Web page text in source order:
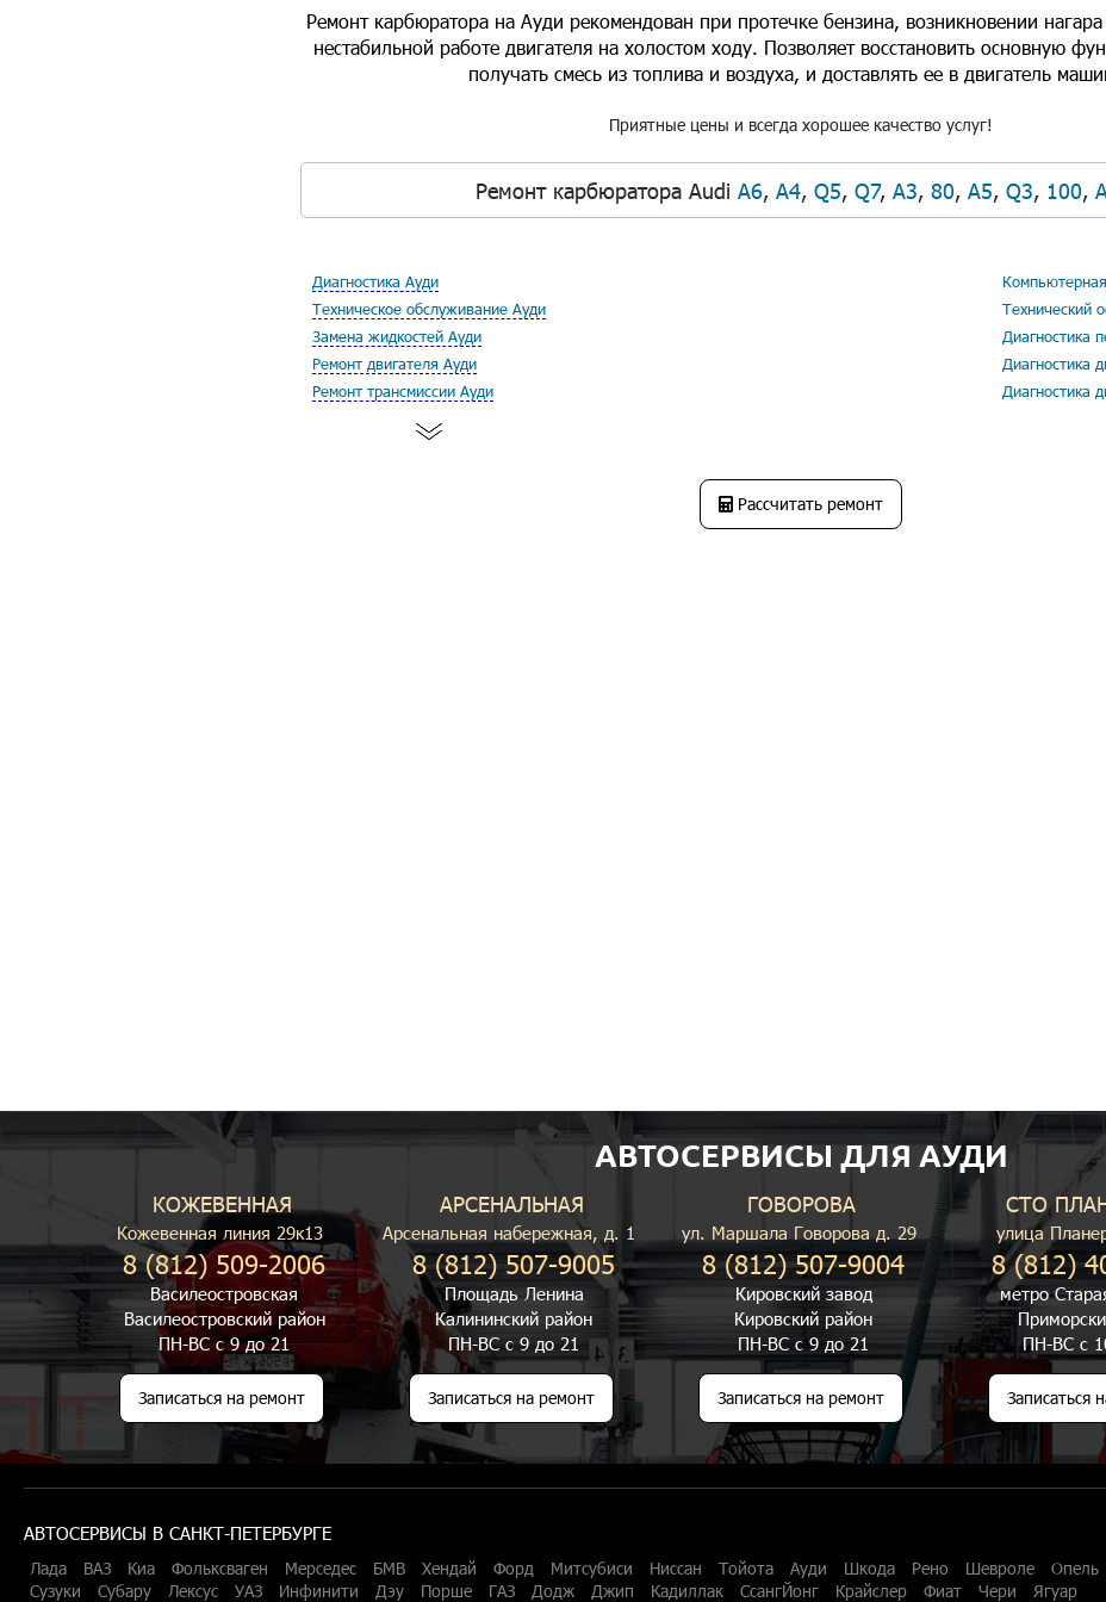
Ремонт карбюратора на Ауди рекомендован при протечке бензина, возникновении
нестабильной работе двигателя на холостом ходу. Позволяет восстановить основную
получать смесь из топлива и воздуха, и доставлять ее в двигатель
Приятные цены и всегда хорошее качество услуг!
Ремонт карбюратора Audi A6, A4, Q5, Q7, A3, 80, A5, Q3, 100,
Диагностика Ауди
Техническое обслуживание Ауди
Замена жидкостей Ауди
Ремонт двигателя Ауди
Ремонт трансмиссии Ауди
Технический
Диагностика
Диагностика
Диагностика
Рассчитать ремонт
АВТОСЕРВИСЫ ДЛЯ АУДИ
КОЖЕВЕННАЯ
Кожевенная линия 29к13
8 (812) 509-2006
Василеостровская
Василеостровский район
ПН-ВС с 9 до 21
Записаться на ремонт
АРСЕНАЛЬНАЯ
Арсенальная набережная, д. 1
8 (812) 507-9005
Площадь Ленина
Калининский район
ПН-ВС с 9 до 21
Записаться на ремонт
ГОВОРОВА
ул. Маршала Говорова д. 29
8 (812) 507-9004
Кировский завод
Кировский район
ПН-ВС с 9 до 21
Записаться на ремонт
СТО
улица
8 (812)
метро
ПН-ВС с
Записаться
АВТОСЕРВИСЫ В САНКТ-ПЕТЕРБУРГЕ
Лада ВАЗ Киа Фольксваген Мерседес БМВ Хендай Форд Митсубиси Ниссан Тойота Ауди Шкода Рено Шевроле Опель
Сузуки
Субару Лексус УАЗ Инфинити Дэу Порше ГАЗ Додж Джип Кадиллак СсангЙонг Крайслер Фиат Чери Ягуар